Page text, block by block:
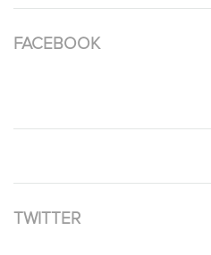
FACEBOOK
TWITTER